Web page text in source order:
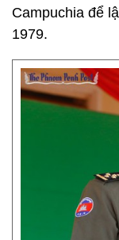
Campuchia để
1979.